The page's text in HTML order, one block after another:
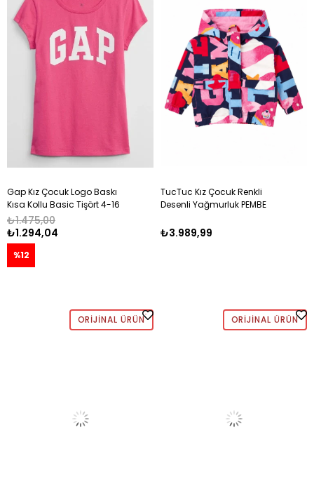
Gap Kız Çocuk Logo Baskı
Kısa Kollu Basic Tişört 4-16
Yaş PEMBE
₺1.294,04
₺1.475,00
%12
TucTuc Kız Çocuk Renkli
Desenli Yağmurluk PEMBE
₺3.989,99
ORIJINAL ÜRÜN ORIJINAL ÜRÜN